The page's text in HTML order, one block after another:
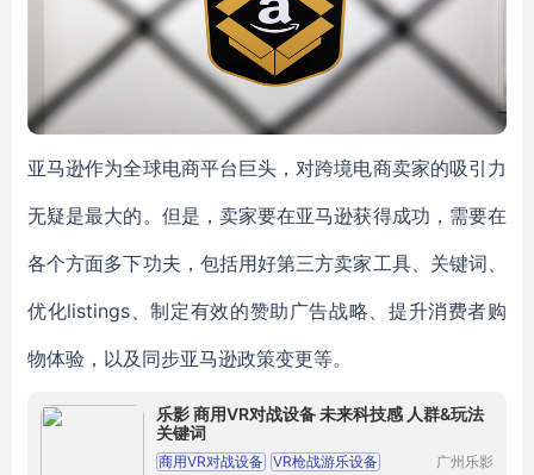
亚马逊作为全球电商平台巨头，对跨境电商卖家的吸引力
无疑是最大的。但是，卖家要在亚马逊获得成功，需要在
各个方面多下功夫，包括用好第三方卖家工具、关键词、
优化listings、制定有效的赞助广告战略、提升消费者购
物体验，以及同步亚马逊政策变更等。
乐影 商用VR对战设备 未来科技感 人群&玩法
关键词
商用VR对战设备 VR枪战游乐设备
广州乐影